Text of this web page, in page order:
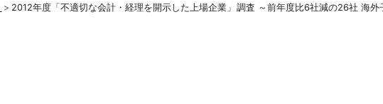
2012年度「不適切な会計・経理を開示した上場企業」調査 ～前年度比6社減の26社 海外